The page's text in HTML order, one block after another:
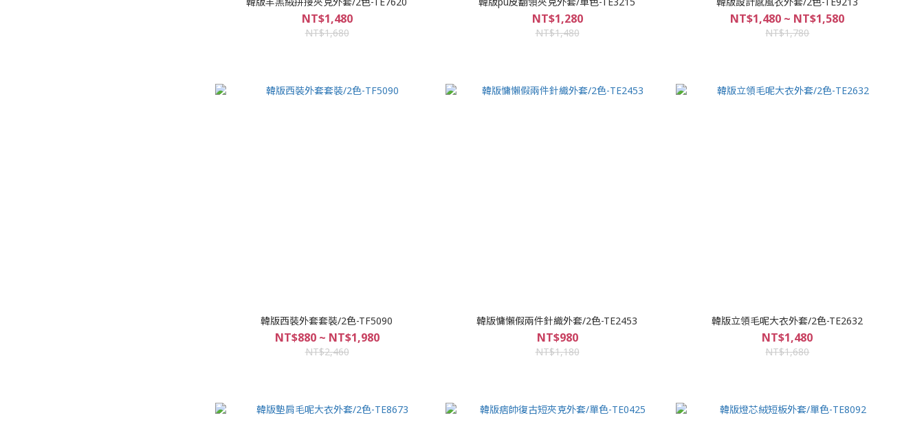
NT$1,480
NT$1,680
NT$1,280
NT$1,480
NT$1,480 ~ NT$1,580
NT$1,780
韓版西裝外套套裝/2色-TF5090
NT$880 ~ NT$1,980
NT$2,460
韓版慵懶假兩件針織外套/2色-TE2453
NT$980
NT$1,180
韓版立領毛呢大衣外套/2色-TE2632
NT$1,480
NT$1,680